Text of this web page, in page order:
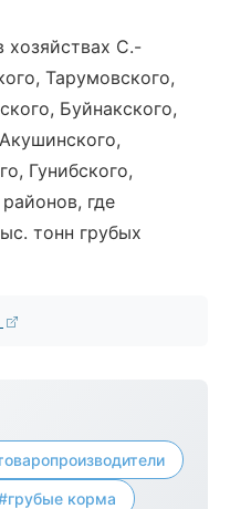
хозяйствах С.-
Тарумовского,
Буйнакского,
Гунибского,
где
тонн грубых
корма